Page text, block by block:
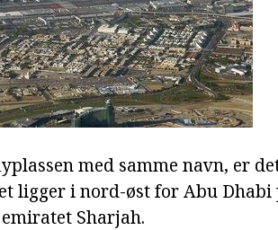
med samme navn, er
ligger i nord-øst for Abu Dhabi
Sharjah.